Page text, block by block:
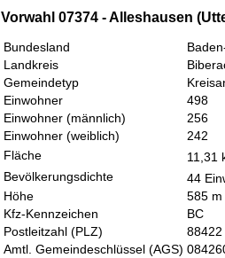
Vorwahl 07374 - Alleshausen
Bundesland
Landkreis
Gemeindetyp
Einwohner
498
Einwohner (männlich)
256
Einwohner (weiblich)
242
Fläche
11,31
Bevölkerungsdichte
44
Höhe
585 m
Kfz-Kennzeichen
BC
Postleitzahl (PLZ)
88422
Amtl. Gemeindeschlüssel (AGS)